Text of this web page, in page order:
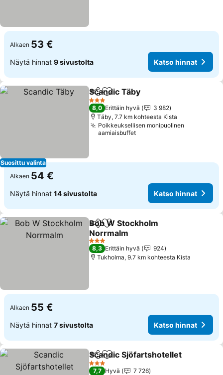
Alkaen 53 €
Näytä hinnat 9 sivustolta Katso hinnat
Suosittu valinta
Jaa Lisää suosikkeihin
Scandic Täby
3 Tähtiluokitus
8,0 Erittäin hyvä
3 982
Täby, 7.7 km kohteesta Kista
Poikkeuksellisen monipuolinen
aamiaisbuffet
Alkaen 54 €
Näytä hinnat 14 sivustolta Katso hinnat
Jaa Lisää suosikkeihin
Bob W Stockholm
Norrmalm
3 Tähtiluokitus
8,3 Erittäin hyvä
924
Tukholma, 9.7 km kohteesta Kista
Alkaen 55 €
Näytä hinnat 7 sivustolta Katso hinnat
Jaa Lisää suosikkeihin
Scandic Sjöfartshotellet
3 Tähtiluokitus
7,7 Hyvä
7 726